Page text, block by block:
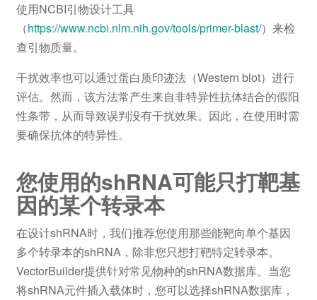
使用NCBI引物设计工具
（https://www.ncbi.nlm.nih.gov/tools/primer-blast/）来检
查引物质量。
干扰效率也可以通过蛋白质印迹法（Western blot）进行
评估。然而，该方法常产生来自非特异性抗体结合的假阳
性条带，从而导致误判没有干扰效果。因此，在使用时需
要确保抗体的特异性。
您使用的shRNA可能只打靶基
因的某个转录本
在设计shRNA时，我们推荐您使用那些能靶向单个基因
多个转录本的shRNA，除非您只想打靶特定转录本。
VectorBuilder提供针对常见物种的shRNA数据库。当您
将shRNA元件插入载体时，您可以选择shRNA数据库，